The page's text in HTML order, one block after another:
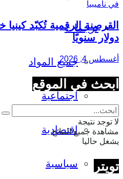
ترجمات
جميع المواد
اجتماعية
اقتصادية
سياسية
دولار سنويًا
أغسطس 4, 2026
ابحث في الموقع
لا توجد نتيجة
مشاهدة جميع النتائج
يشغل حاليا
تويتر